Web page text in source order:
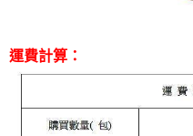
運費計算：